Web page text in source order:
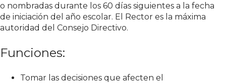
o nombradas durante los 60 días siguientes a la fecha
de iniciación del año escolar. El Rector es la máxima
autoridad del Consejo Directivo.
Funciones:
Tomar las decisiones que afecten el